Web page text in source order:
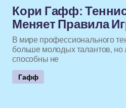
Кори Гафф:
Меняет Правила
В мире профессионального
больше молодых талантов,
способны не
Гафф